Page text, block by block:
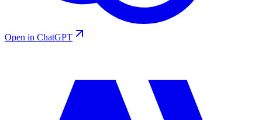
Open in ChatGPT